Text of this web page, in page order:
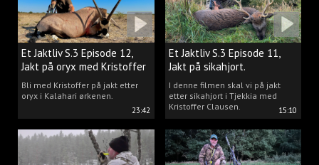
23:42
Et Jaktliv S.3 Episode 12,
Jakt på oryx med Kristoffer
Clausen
Bli med Kristoffer på jakt etter
oryx i Kalahari ørkenen.
15:10
Et Jaktliv S.3 Episode 11,
Jakt på sikahjort.
I denne filmen skal vi på jakt
etter sikahjort i Tjekkia med
Kristoffer Clausen.